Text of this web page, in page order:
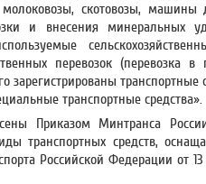
молоковозы, скотовозы,
и внесения минеральных
перевозок (перевозка
зарегистрированы
транспортные средства».
Приказом Минтранса
транспортных средств,
Российской Федерации от